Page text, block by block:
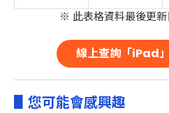
※ 此表格資料最後更
線上查詢「iPad
▋您可能會感興趣